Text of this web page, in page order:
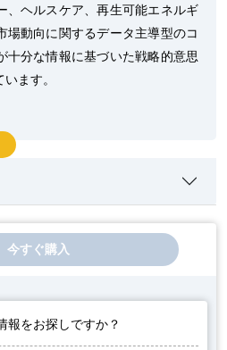
、ヘルスケア、再生可能エネルギ
場動向に関するデータ主導型のコ
十分な情報に基づいた戦略的意思
ます。
今すぐ購入
報をお探しですか？